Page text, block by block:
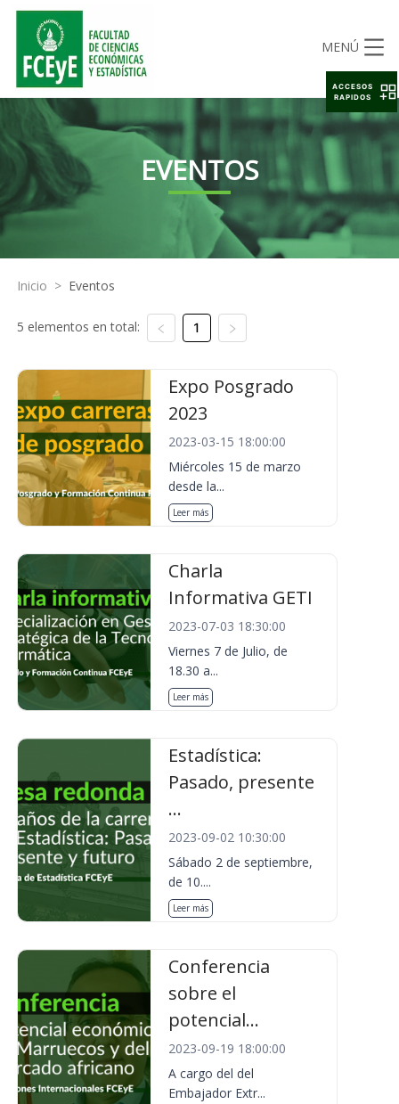
MENÚ
EVENTOS
Inicio > Eventos
5 elementos en total: 1
Expo Posgrado
2023
2023-03-15 18:00:00
Miércoles 15 de marzo
desde la...
Leer más
Charla
Informativa GETI
2023-07-03 18:30:00
Viernes 7 de Julio, de
18.30 a...
Leer más
Estadística:
Pasado, presente
...
2023-09-02 10:30:00
Sábado 2 de septiembre,
de 10....
Leer más
Conferencia
sobre el
potencial...
2023-09-19 18:00:00
A cargo del del
Embajador Extr...
ACCESOS
RAPIDOS